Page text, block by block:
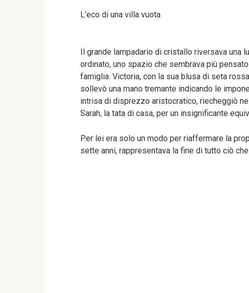
L’eco di una villa vuota
Il grande lampadario di cristallo riversava una
ordinato, uno spazio che sembrava più
famiglia. Victoria, con la sua blusa di seta
sollevò una mano tremante indicando le
intrisa di disprezzo aristocratico, riecheggiò
Sarah, la tata di casa, per un insignificante
Per lei era solo un modo per riaffermare la
sette anni, rappresentava la fine di tutto ciò